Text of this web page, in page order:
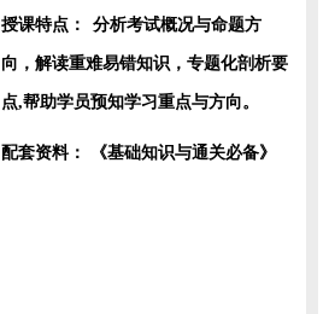
授课特点： 分析考试概况与命题方
向，解读重难易错知识，专题化剖析要
点,帮助学员预知学习重点与方向。
配套资料： 《基础知识与通关必备》